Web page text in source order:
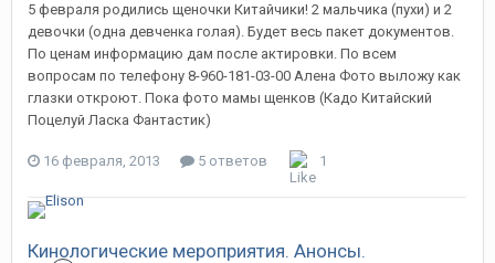
5 февраля родились щеночки Китайчики! 2 мальчика (пухи) и 2
девочки (одна девченка голая). Будет весь пакет документов.
По ценам информацию дам после актировки. По всем
вопросам по телефону 8-960-181-03-00 Алена Фото выложу как
глазки откроют. Пока фото мамы щенков (Кадо Китайский
Поцелуй Ласка Фантастик)
16 февраля, 2013 5 ответов 1
Кинологические мероприятия. Анонсы.